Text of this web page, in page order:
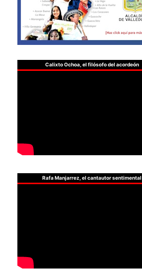
Calixto Ochoa, el filósofo del acordeón
Rafa Manjarrez, el cantautor sentimental